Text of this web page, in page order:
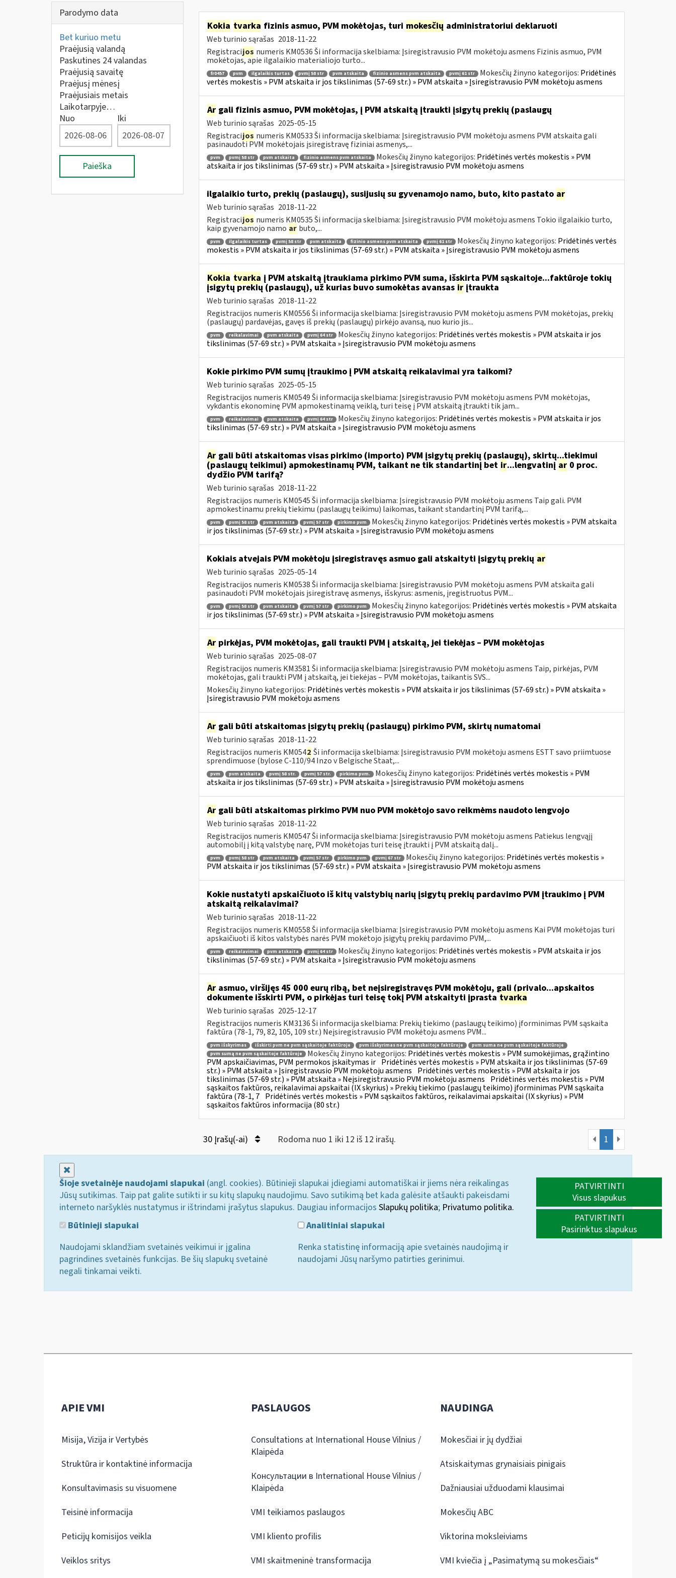
Parodymo data
Bet kuriuo metu
Praėjusią valandą
Paskutines 24 valandas
Praėjusią savaitę
Praėjusį mėnesį
Praėjusiais metais
Laikotarpyje…
Nuo
Iki
Paieška
Kokia tvarka fizinis asmuo, PVM mokėtojas, turi mokesčių administratoriui deklaruoti
Web turinio sąrašas 2018-11-22
Registracijos numeris KM0536 Ši informacija skelbiama: Įsiregistravusio PVM mokėtoju asmens Fizinis asmuo, PVM
mokėtojas, apie ilgalaikio materialiojo turto...
fr0457 pvm ilgalaikis turtas pvmį 58 str pvm atskaita fizinio asmens pvm atskaita pvmį 61 str Mokesčių žinyno kategorijos: Pridėtinės
vertės mokestis » PVM atskaita ir jos tikslinimas (57-69 str.) » PVM atskaita » Įsiregistravusio PVM mokėtoju asmens
Argali fizinis asmuo, PVM mokėtojas, į PVM atskaitą įtraukti įsigytų prekių (paslaugų
Web turinio sąrašas 2025-05-15
Registracijos numeris KM0533 Ši informacija skelbiama: Įsiregistravusio PVM mokėtoju asmens PVM atskaita gali
pasinaudoti PVM mokėtojais įsiregistravę fiziniai asmenys,...
pvm pvmį 58 str pvm atskaita fizinio asmens pvm atskaita Mokesčių žinyno kategorijos: Pridėtinės vertės mokestis » PVM
atskaita ir jos tikslinimas (57-69 str.) » PVM atskaita » Įsiregistravusio PVM mokėtoju asmens
ilgalaikio turto, prekių (paslaugų), susijusių su gyvenamojo namo, buto, kito pastato ar
Web turinio sąrašas 2018-11-22
Registracijos numeris KM0535 Ši informacija skelbiama: Įsiregistravusio PVM mokėtoju asmens Tokio ilgalaikio turto,
kaip gyvenamojo namo ar buto,...
pvm ilgalaikis turtas pvmį 58 str pvm atskaita fizinio asmens pvm atskaita pvmį 61 str Mokesčių žinyno kategorijos: Pridėtinės vertės
mokestis » PVM atskaita ir jos tikslinimas (57-69 str.) » PVM atskaita » Įsiregistravusio PVM mokėtoju asmens
Kokia tvarka į PVM atskaitą įtraukiama pirkimo PVM suma, išskirta PVM sąskaitoje...faktūroje tokių
įsigytų prekių (paslaugų), už kurias buvo sumokėtas avansas irįtraukta
Web turinio sąrašas 2018-11-22
Registracijos numeris KM0556 Ši informacija skelbiama: Įsiregistravusio PVM mokėtoju asmens PVM mokėtojas, prekių
(paslaugų) pardavėjas, gavęs iš prekių (paslaugų) pirkėjo avansą, nuo kurio jis...
pvm reikalavimai pvm atskaita pvmį 64 str Mokesčių žinyno kategorijos: Pridėtinės vertės mokestis » PVM atskaita ir jos
tikslinimas (57-69 str.) » PVM atskaita » Įsiregistravusio PVM mokėtoju asmens
Kokie pirkimo PVM sumų įtraukimo į PVM atskaitą reikalavimai yra taikomi?
Web turinio sąrašas 2025-05-15
Registracijos numeris KM0549 Ši informacija skelbiama: Įsiregistravusio PVM mokėtoju asmens PVM mokėtojas,
vykdantis ekonominę PVM apmokestinamą veiklą, turi teisę į PVM atskaitą įtraukti tik jam...
pvm reikalavimai pvm atskaita pvmį 64 str Mokesčių žinyno kategorijos: Pridėtinės vertės mokestis » PVM atskaita ir jos
tikslinimas (57-69 str.) » PVM atskaita » Įsiregistravusio PVM mokėtoju asmens
Argali būti atskaitomas visas pirkimo (importo) PVM įsigytų prekių (paslaugų), skirtų...tiekimui
(paslaugų teikimui) apmokestinamų PVM, taikant ne tik standartinį bet ir...lengvatinį ar0 proc.
dydžio PVM tarifą?
Web turinio sąrašas 2018-11-22
Registracijos numeris KM0545 Ši informacija skelbiama: Įsiregistravusio PVM mokėtoju asmens Taip gali. PVM
apmokestinamu prekių tiekimu (paslaugų teikimu) laikomas, taikant standartinį PVM tarifą,...
pvm pvmį 58 str pvm atskaita pvmį 57 str pirkimo pvm Mokesčių žinyno kategorijos: Pridėtinės vertės mokestis » PVM atskaita
ir jos tikslinimas (57-69 str.) » PVM atskaita » Įsiregistravusio PVM mokėtoju asmens
Kokiais atvejais PVM mokėtoju įsiregistravęs asmuo gali atskaityti įsigytų prekių ar
Web turinio sąrašas 2025-05-14
Registracijos numeris KM0538 Ši informacija skelbiama: Įsiregistravusio PVM mokėtoju asmens PVM atskaita gali
pasinaudoti PVM mokėtojais įsiregistravę asmenys, išskyrus: asmenis, įregistruotus PVM...
pvm pvmį 58 str pvm atskaita pvmį 57 str pirkimo pvm Mokesčių žinyno kategorijos: Pridėtinės vertės mokestis » PVM atskaita
ir jos tikslinimas (57-69 str.) » PVM atskaita » Įsiregistravusio PVM mokėtoju asmens
Arpirkėjas, PVM mokėtojas, gali traukti PVM į atskaitą, jei tiekėjas – PVM mokėtojas
Web turinio sąrašas 2025-08-07
Registracijos numeris KM3581 Ši informacija skelbiama: Įsiregistravusio PVM mokėtoju asmens Taip, pirkėjas, PVM
mokėtojas, gali traukti PVM į atskaitą, jei tiekėjas – PVM mokėtojas, taikantis SVS...
Mokesčių žinyno kategorijos: Pridėtinės vertės mokestis » PVM atskaita ir jos tikslinimas (57-69 str.) » PVM atskaita »
Įsiregistravusio PVM mokėtoju asmens
Argali būti atskaitomas įsigytų prekių (paslaugų) pirkimo PVM, skirtų numatomai
Web turinio sąrašas 2018-11-22
Registracijos numeris KM0542 Ši informacija skelbiama: Įsiregistravusio PVM mokėtoju asmens ESTT savo priimtuose
sprendimuose (bylose C-110/94 Inzo v Belgische Staat,...
pvm pvm atskaita pvmį 58 str. pvmį 57 str. pirkimo pvm. Mokesčių žinyno kategorijos: Pridėtinės vertės mokestis » PVM
atskaita ir jos tikslinimas (57-69 str.) » PVM atskaita » Įsiregistravusio PVM mokėtoju asmens
Argali būti atskaitomas pirkimo PVM nuo PVM mokėtojo savo reikmėms naudoto lengvojo
Web turinio sąrašas 2018-11-22
Registracijos numeris KM0547 Ši informacija skelbiama: Įsiregistravusio PVM mokėtoju asmens Patiekus lengvąjį
automobilį į kitą valstybę narę, PVM mokėtojas turi teisę įtraukti į PVM atskaitą dalį...
pvm pvmį 58 str pvm atskaita pvmį 57 str pirkimo pvm pvmį 67 str Mokesčių žinyno kategorijos: Pridėtinės vertės mokestis »
PVM atskaita ir jos tikslinimas (57-69 str.) » PVM atskaita » Įsiregistravusio PVM mokėtoju asmens
Kokie nustatyti apskaičiuoto iš kitų valstybių narių įsigytų prekių pardavimo PVM įtraukimo į PVM
atskaitą reikalavimai?
Web turinio sąrašas 2018-11-22
Registracijos numeris KM0558 Ši informacija skelbiama: Įsiregistravusio PVM mokėtoju asmens Kai PVM mokėtojas turi
apskaičiuoti iš kitos valstybės narės PVM mokėtojo įsigytų prekių pardavimo PVM,...
pvm reikalavimai pvm atskaita pvmį 64 str Mokesčių žinyno kategorijos: Pridėtinės vertės mokestis » PVM atskaita ir jos
tikslinimas (57-69 str.) » PVM atskaita » Įsiregistravusio PVM mokėtoju asmens
Arasmuo, viršijęs 45 000 eurų ribą, bet neįsiregistravęs PVM mokėtoju, gali (privalo...apskaitos
dokumente išskirti PVM, o pirkėjas turi teisę tokį PVM atskaityti įprasta tvarka
Web turinio sąrašas 2025-12-17
Registracijos numeris KM3136 Ši informacija skelbiama: Prekių tiekimo (paslaugų teikimo) įforminimas PVM sąskaita
faktūra (78-1, 79, 82, 105, 109 str.) Neįsiregistravusio PVM mokėtoju asmens PVM...
pvm išskyrimas išskirti pvm ne pvm sąskaitoje faktūroje pvm išskyrimas ne pvm sąskaitoje faktūroje
pvm suma ne pvm sąskaitoje faktūroje
pvm sumą ne pvm sąskaitoje faktūroje
Mokesčių žinyno kategorijos: Pridėtinės vertės mokestis » PVM sumokėjimas, grąžintino
PVM apskaičiavimas, PVM permokos įskaitymas ir Pridėtinės vertės mokestis » PVM atskaita ir jos tikslinimas (57-69
str.) » PVM atskaita » Įsiregistravusio PVM mokėtoju asmens Pridėtinės vertės mokestis » PVM atskaita ir jos
tikslinimas (57-69 str.) » PVM atskaita » Neįsiregistravusio PVM mokėtoju asmens Pridėtinės vertės mokestis » PVM
sąskaitos faktūros, reikalavimai apskaitai (IX skyrius) » Prekių tiekimo (paslaugų teikimo) įforminimas PVM sąskaita
faktūra (78-1, 7 Pridėtinės vertės mokestis » PVM sąskaitos faktūros, reikalavimai apskaitai (IX skyrius) » PVM
sąskaitos faktūros informacija (80 str.)
30 Įrašų(-ai) Rodoma nuo 1 iki 12 iš 12 irašų. 1
Šioje svetainėje naudojami slapukai (angl. cookies). Būtinieji slapukai įdiegiami automatiškai ir jiems nėra reikalingas
Jūsų sutikimas. Taip pat galite sutikti ir su kitų slapukų naudojimu. Savo sutikimą bet kada galėsite atšaukti pakeisdami
interneto naršyklės nustatymus ir ištrindami įrašytus slapukus. Daugiau informacijos Slapukų politika; Privatumo politika.
Būtinieji slapukai
Naudojami sklandžiam svetainės veikimui ir įgalina
pagrindines svetainės funkcijas. Be šių slapukų svetainė
negali tinkamai veikti.
Analitiniai slapukai
Renka statistinę informaciją apie svetainės naudojimą ir
naudojami Jūsų naršymo patirties gerinimui.
PATVIRTINTI
Visus slapukus
PATVIRTINTI
Pasirinktus slapukus
APIE VMI
Misija, Vizija ir Vertybės
Struktūra ir kontaktinė informacija
Konsultavimasis su visuomene
Teisinė informacija
Peticijų komisijos veikla
Veiklos sritys
PASLAUGOS
Consultations at International House Vilnius /
Klaipėda
Консультации в International House Vilnius /
Klaipėda
VMI teikiamos paslaugos
VMI kliento profilis
VMI skaitmeninė transformacija
NAUDINGA
Mokesčiai ir jų dydžiai
Atsiskaitymas grynaisiais pinigais
Dažniausiai užduodami klausimai
Mokesčių ABC
Viktorina moksleiviams
VMI kviečia į „Pasimatymą su mokesčiais“